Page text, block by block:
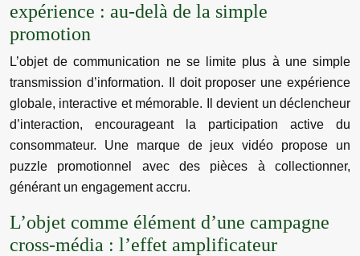
expérience : au-delà de la simple
promotion
L’objet de communication ne se limite plus à une simple
transmission d’information. Il doit proposer une expérience
globale, interactive et mémorable. Il devient un déclencheur
d’interaction, encourageant la participation active du
consommateur. Une marque de jeux vidéo propose un
puzzle promotionnel avec des pièces à collectionner,
générant un engagement accru.
L’objet comme élément d’une campagne
cross-média : l’effet amplificateur